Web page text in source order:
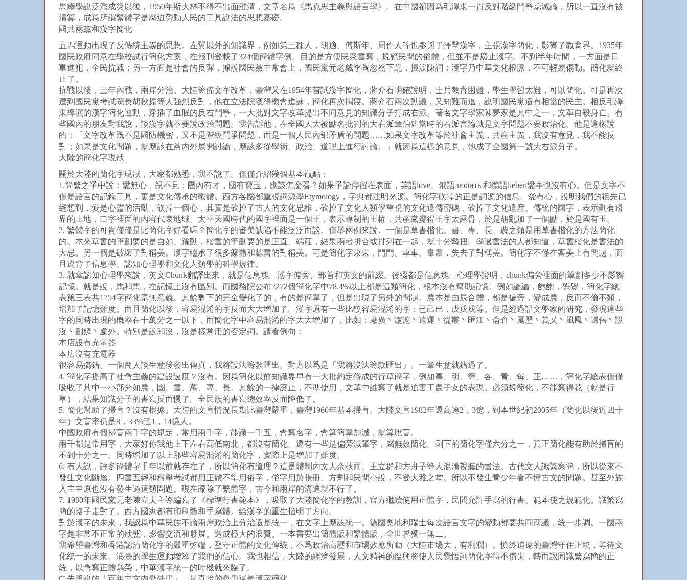
馬爾學說泛濫成災以後，1950年斯大林不得不出面澄清，文章名爲《馬克思主義與語言學》。在中國卻因爲毛澤東一貫反對階級鬥爭熄滅論，所以一直沒有被
清算，成爲所謂繁體字是壓迫勞動人民的工具說法的思想基礎。
國共兩黨和漢字簡化
五四運動出現了反傳統主義的思想。左翼以外的知識界，例如第三種人，胡適、傅斯年、周作人等也參與了抨擊漢字，主張漢字簡化，影響了教育界。1935年
國民政府同意在學校試行簡化方案，在報刊登載了324個簡體字例。目的是方便民衆書寫，規範民間的俗體，但並不是廢止漢字。不到半年時間，一方面是日
軍進犯，全民抗戰；另一方面是社會的反彈，據說國民黨中常會上，國民黨元老戴季陶忽然下跪，揮淚陳詞：漢字乃中華文化根脈，不可輕易傷動。簡化就終
止了。
抗戰以後，三年內戰，兩岸分治。大陸籌備文字改革，臺灣又在1954年嘗試漢字簡化，蔣介石明確說明，士兵教育困難，學生學習太難，可以簡化。可是再次
遭到國民黨考試院長胡秋原等人強烈反對，他在立法院獲得機會進諫，簡化再次擱寢。蔣介石兩次動議，又知難而退，說明國民黨還有相當的民主。相反毛澤
東導演的漢字簡化運動，穿插了血腥的反右鬥爭，一大批對文字改革提出不同意見的知識分子打成右派。著名文字學家陳夢家是其中之一，文革自殺身亡。有
些國內的朋友對我說，談漢字就不要說政治問題。我告訴他，在全國人大被點名批判的大右派章伯鈞當時的右派言論就是文字問題不要政治化。他是這樣說
的：「文字改革既不是國防機密，又不是階級鬥爭問題，而是一個人民內部矛盾的問題……如果文字改革等於社會主義，共産主義，我沒有意見，我不能反
對；如果是文化問題，就應該在黨內外展開討論，應該多從學術、政治、道理上進行討論。」就因爲這樣的意見，他成了全國第一號大右派分子。
大陸的簡化字現狀
關於大陸的簡化字現狀，大家都熟悉，我不說了。僅僅介紹幾個基本觀點：
1.簡繁之爭中說：愛無心，親不見；團內有才，國有寶玉，應該怎麼看？如果爭論停留在表面，英語love、俄語любить 和德語lieben愛字也沒有心。但是文字不
僅是語言的記錄工具，更是文化傳承的載體。西方各國都重視詞源學Etymology，字典都注明來源。簡化字砍掉的正是詞源的信息。愛有心，說明我們的祖先已
經想到，愛是心靈的活動，砍掉一個心，其實是砍掉了古人的文化思維，砍掉了文化人類學重視的文化遺傳密碼，砍掉了文化遺産。傳統的國字，表示劃有邊
界的土地，口字裡面的內容代表地域。太平天國時代的國字裡面是一個王，表示專制的王權，共産黨覺得王字太露骨，於是胡亂加了一個點，於是國有玉。
2. 繁體字的可貴僅僅是比簡化字好看嗎？簡化字的審美缺陷不能泛泛而談。僅舉兩例來說。一個是草書楷化。書、專、長、農之類是用草書楷化的方法簡化
的。本來草書的筆劃要的是自如、躍動，楷書的筆劃要的是正直、端莊，結果兩者拼合或排列在一起，就十分彆扭。學過書法的人都知道，草書楷化是書法的
大忌。另一個是破壞了對稱美。漢字繼承了很多篆體和隸書的對稱美。可是簡化字東東，門門、車車、韋韋，失去了對稱美。簡化字不僅在審美上有問題，而
且違背了信息學、認知心理學和文化人類學的科學規律。
3. 就拿認知心理學來說，英文Chunk翻譯出來，就是信息塊。漢字偏旁、部首和英文的前綴、後綴都是信息塊。心理學證明，chunk偏旁裡面的筆劃多少不影響
記憶。就是說，馬和馬，在記憶上沒有區別。而國務院公布2272個簡化字中78.4%以上都是這類簡化，根本沒有幫助記憶。例如論論，飽飽，覺覺，簡化字總
表第三表共1754字簡化毫無意義。其餘剩下的完全變化了的，有的是簡單了，但是出現了另外的問題。農本是曲辰合體，都是偏旁，變成農，反而不倫不類，
增加了記憶難度。而且簡化以後，容易混淆的字反而大大增加了。漢字原有一些比較容易混淆的字：已己巳，戊戌戍等。但是經過語文學家的研究，發現這些
字的同時出現的概率在十萬分之一以下，而簡化字中容易混淆的字大大增加了，比如：廠廣丶瀘滬丶遠運丶從叢丶匯江丶侖倉丶厲歷丶義乂丶風鳳丶歸舊丶設
沒丶劃鏟丶處外。特別是設和沒，沒是極常用的否定詞。請看例句：
本店設有充電器
本店沒有充電器
很容易搞錯。一個商人談生意後發出傳真，我將設法籌款匯出。對方以爲是「我將沒法籌款匯出」。一筆生意就錯過了。
4. 簡化字提高了社會主義的建設速度？沒有。因爲簡化以前知識界早有一大批約定俗成的行草簡字，例如事、明、等、各、青、每、正……，簡化字總表僅僅
吸收了其中一小部分如農，團、書、萬、專、長。其餘的一律廢止，不準使用，文革中誰寫了就是迫害工農子女的表現。必須規範化，不能寫得花（就是行
草），結果知識分子的書寫反而慢了。全民族的書寫總效率反而降低了。
5. 簡化幫助了掃盲？沒有根據。大陸的文盲情況長期比臺灣嚴重，臺灣1960年基本掃盲。大陸文盲1982年還高達2，3億，到本世紀初2005年（簡化以後近四十
年）文盲率仍是8，33%達1，14億人。
中國政府有個掃盲兩千字的規定，常用兩千字，能識一千五，會寫名字，會算簡單加減，就算脫盲。
兩千都是常用字，大家好你我他上下左右高低南北，都沒有簡化。還有一些是偏旁減筆字，屬無效簡化。剩下的簡化字僅六分之一，真正簡化能有助於掃盲的
不到十分之一。同時增加了以上那些容易混淆的簡化字，實際上是增加了難度。
6. 有人說，許多簡體字千年以前就存在了，所以簡化有道理？這是體制內文人余秋雨、王立群和方舟子等人混淆視聽的書法。古代文人識繁寫簡，所以從來不
發生文化斷層。四書五經和科舉考試都用正體不準用俗字，俗字用於賬冊、方劑和民間小說，不登大雅之堂。所以不發生青少年看不懂古文的問題。甚至外族
入主中原也沒有發生過這類問題。現在廢除了繁體字，古今和兩岸的溝通就不行了。
7. 1980年國民黨元老陳立夫主導編寫了《標準行書範本》，吸取了大陸簡化字的教訓，官方繼續使用正體字，民間允許手寫的行書。範本使之規範化。識繁寫
簡的路子走對了。西方國家都有印刷體和手寫體。給漢字的重生指明了方向。
對於漢字的未來，我認爲中華民族不論兩岸政治上分治還是統一，在文字上應該統一。德國奧地利瑞士每次語言文字的變動都要共同商議，統一步調。一國兩
字是非常不正常的狀態，影響交流和發展。造成極大的浪費。一本書要出簡體版和繁體版，全世界獨一無二。
我希望臺灣和香港認清簡化字的嚴重弊端，堅守正體的文化傳統，不爲政治高壓和市場效應所動（大陸市場大，有利潤）。慎終追遠的臺灣守住正統，等待文
化統一的未來。港臺的學生運動增添了我們的信心。我也相信，大陸的經濟發展，人文精神的復興將使人民覺悟到簡化字得不償失，轉而認同識繁寫簡的正
統，以會寫正體爲榮，中華漢字統一的時機就來臨了。